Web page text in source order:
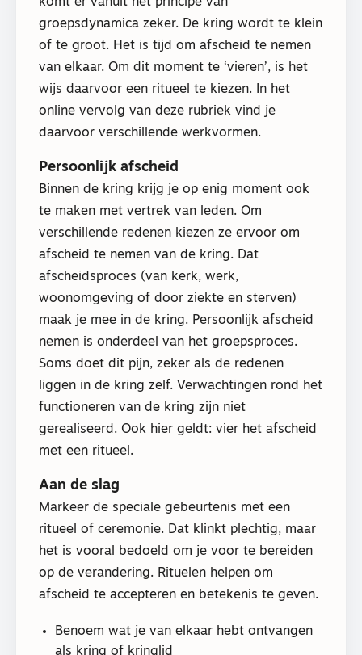
groepsdynamica zeker. De kring wordt te klein
of te groot. Het is tijd om afscheid te nemen
van elkaar. Om dit moment te ‘vieren’, is het
wijs daarvoor een ritueel te kiezen. In het
online vervolg van deze rubriek vind je
daarvoor verschillende werkvormen.
Persoonlijk afscheid
Binnen de kring krijg je op enig moment ook
te maken met vertrek van leden. Om
verschillende redenen kiezen ze ervoor om
afscheid te nemen van de kring. Dat
afscheidsproces (van kerk, werk,
woonomgeving of door ziekte en sterven)
maak je mee in de kring. Persoonlijk afscheid
nemen is onderdeel van het groepsproces.
Soms doet dit pijn, zeker als de redenen
liggen in de kring zelf. Verwachtingen rond het
functioneren van de kring zijn niet
gerealiseerd. Ook hier geldt: vier het afscheid
met een ritueel.
Aan de slag
Markeer de speciale gebeurtenis met een
ritueel of ceremonie. Dat klinkt plechtig, maar
het is vooral bedoeld om je voor te bereiden
op de verandering. Rituelen helpen om
afscheid te accepteren en betekenis te geven.
Benoem wat je van elkaar hebt ontvangen
als kring of kringlid